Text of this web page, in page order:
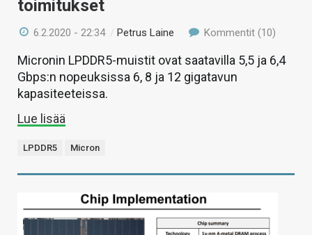
toimitukset
6.2.2020 - 22:34 /Petrus Laine Kommentit (10)
Micronin LPDDR5-muistit ovat saatavilla 5,5 ja 6,4
Gbps:n nopeuksissa 6, 8 ja 12 gigatavun
kapasiteeteissa.
Lue lisää
LPDDR5 Micron